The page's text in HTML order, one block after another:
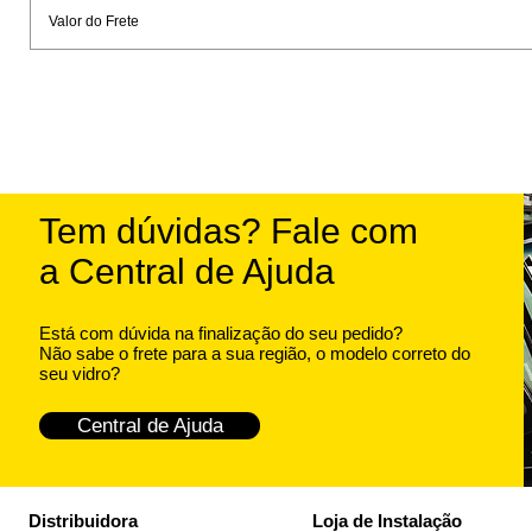
Valor do Frete
Tem dúvidas? Fale com
a Central de Ajuda
Está com dúvida na finalização do seu pedido?
Não sabe o frete para a sua região, o modelo correto do
seu vidro?
Central de Ajuda
Distribuidora Loja de Instalação